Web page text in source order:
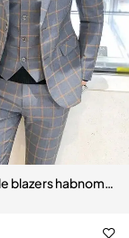
qualité, affaires,
blazers